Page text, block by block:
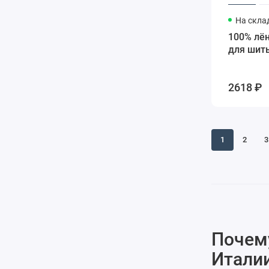
На
100%
для
2618 ₽
1 2 3